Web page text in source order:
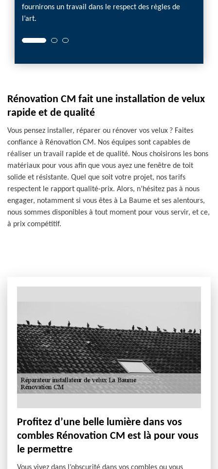
fournirons un travail dans le respect des règles de
l’art.
Rénovation CM fait une installation de velux
rapide et de qualité
Vous pensez installer, réparer ou rénover vos velux ? Faites
confiance à Rénovation CM. Nos équipes sont capables de
réaliser un travail rapide et de qualité. Nous choisirons les bons
matériaux pour vous afin que vous ayez une fenêtre de toit
solide et résistante. Quel que soit votre projet, nos tarifs
respectent le rapport qualité-prix. Alors, n’hésitez pas à nous
engager, notamment si vous êtes à La Baume et ses alentours,
nous sommes disponibles à tout moment pour vous servir, et ce,
à prix compétitif.
Profitez d’une belle lumière dans vos
combles Rénovation CM est là pour vous
le permettre